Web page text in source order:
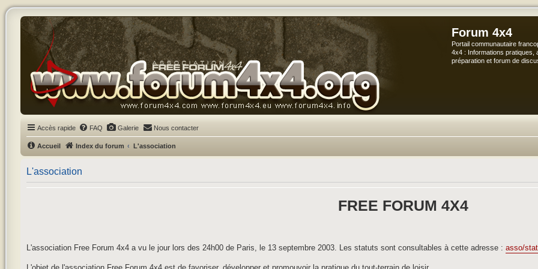
Forum 4x4
Portail communautaire
4x4 : Informations pratiques,
préparation et forum de
Accès rapide FAQ Galerie Nous contacter
Accueil Index du forum L'association
L'association
FREE FORUM 4X4
L'association Free Forum 4x4 a vu le jour lors des 24h00 de Paris, le 13 septembre 2003. Les statuts sont consultables à cette adresse : asso/